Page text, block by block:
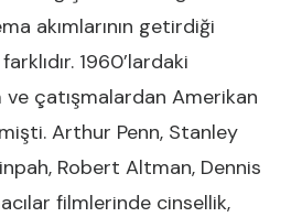
akımlarının getirdiği
1960’lardaki
çatışmalardan Amerikan
Arthur Penn, Stanley
Robert Altman, Dennis
filmlerinde cinsellik,